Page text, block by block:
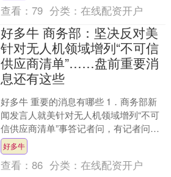
查看：79 分类：在线配资开户
好多牛 商务部：坚决反对美
针对无人机领域增列“不可信
供应商清单”……盘前重要消
息还有这些
好多牛 重要的消息有哪些 1．商务部新
闻发言人就美针对无人机领域增列“不可
信供应商清单”事答记者问，有记者问：
近日，美国联邦通信委员会（FCC）发
布公告，宣布将....
好多牛
查看：86 分类：在线配资开户